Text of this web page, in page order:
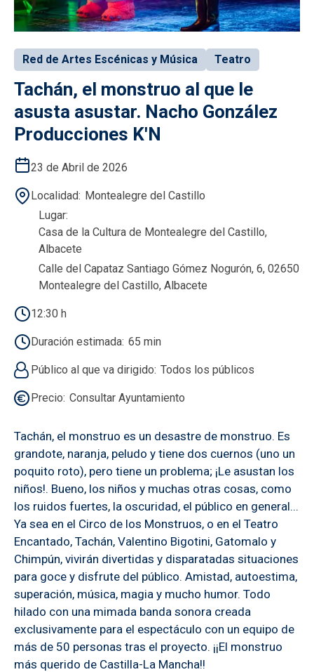
Red de Artes Escénicas y Música Teatro
Tachán, el monstruo al que le
asusta asustar. Nacho González
Producciones K'N
23 de Abril de 2026
Localidad Montealegre del Castillo
Lugar
Casa de la Cultura de Montealegre del Castillo,
Albacete
Calle del Capataz Santiago Gómez Nogurón, 6, 02650
Montealegre del Castillo, Albacete
12:30 h
Duración estimada 65 min
Público al que va dirigido Todos los públicos
Precio Consultar Ayuntamiento
Tachán, el monstruo es un desastre de monstruo. Es
grandote, naranja, peludo y tiene dos cuernos (uno un
poquito roto), pero tiene un problema; ¡Le asustan los
niños!. Bueno, los niños y muchas otras cosas, como
los ruidos fuertes, la oscuridad, el público en general...
Ya sea en el Circo de los Monstruos, o en el Teatro
Encantado, Tachán, Valentino Bigotini, Gatomalo y
Chimpún, vivirán divertidas y disparatadas situaciones
para goce y disfrute del público. Amistad, autoestima,
superación, música, magia y mucho humor. Todo
hilado con una mimada banda sonora creada
exclusivamente para el espectáculo con un equipo de
más de 50 personas tras el proyecto. ¡¡El monstruo
más querido de Castilla-La Mancha!!